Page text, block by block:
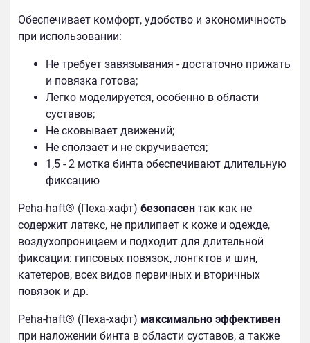
Обеспечивает комфорт, удобство и экономичность
при использовании:
Не требует завязывания - достаточно прижать
и повязка готова;
Легко моделируется, особенно в области
суставов;
Не сковывает движений;
Не сползает и не скручивается;
1,5 - 2 мотка бинта обеспечивают длительную
фиксацию
Peha-haft® (Пеха-хафт) безопасен так как не
содержит латекс, не прилипает к коже и одежде,
воздухопроницаем и подходит для длительной
фиксации: гипсовых повязок, лонгктов и шин,
катетеров, всех видов первичных и вторичных
повязок и др.
Peha-haft® (Пеха-хафт) максимально эффективен
при наложении бинта в области суставов, а также